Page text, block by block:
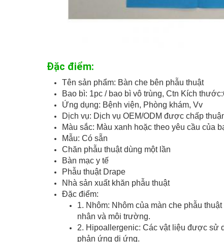
Đặc điểm:
Tên sản phẩm: Bàn che bên phẫu thuật
Bao bì: 1pc / bao bì vô trùng, Ctn Kích
Ứng dụng: Bệnh viện, Phòng khám, Vv
Dịch vụ: Dịch vụ OEM/ODM được chấp
Màu sắc: Màu xanh hoặc theo yêu cầu của
Mẫu: Có sẵn
Chăn phẫu thuật dùng một lần
Bàn mạc y tế
Phẫu thuật Drape
Nhà sản xuất khăn phẫu thuật
Đặc điểm:
1. Nhôm: Nhôm của màn che phẫu
nhân và môi trường.
2. Hipoallergenic: Các vật liệu được sử
phản ứng dị ứng.